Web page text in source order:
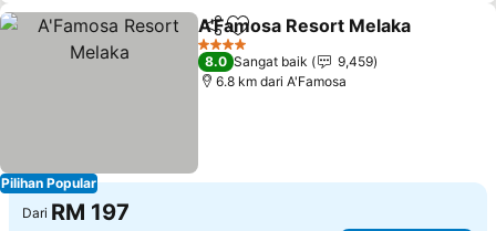
Pilihan Popular
KongsiTambah ke favorit
A'Famosa Resort Melaka
4 Bintang
8.0 Sangat baik
9,459
6.8 km dari A'Famosa
Dari RM 197